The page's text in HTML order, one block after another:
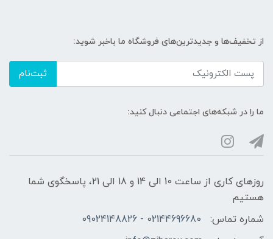
از تخفیف‌ها و جدیدترین‌های فروشگاه ما باخبر شوید:
ثبت‌نام
ما را در شبکه‌های اجتماعی دنبال کنید:
روزهای کاری از ساعت 10 الی 14 و 18 الی 21، پاسخگوی شما
هستیم
شماره تماس:
02144696680 - 09024148826